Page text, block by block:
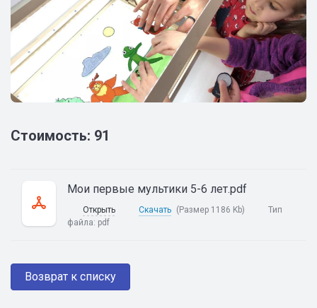
Стоимость: 91
Мои первые мультики 5-6 лет.pdf
Открыть Скачать (Размер 1186 Kb)
Тип
файла: pdf
Возврат к списку